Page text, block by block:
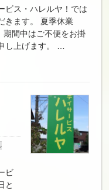
ビス・ハレルヤ！では
きます。 夏季休業
間中はご不便をお掛
し上げます。 …
ビ
と